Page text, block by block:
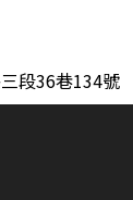
段36巷134號